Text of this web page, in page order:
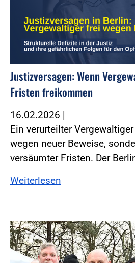
Justizversagen: Wenn
Fristen freikommen
16.02.2026 |
Ein verurteilter
wegen neuer Beweise,
versäumter Fristen. Der
Weiterlesen